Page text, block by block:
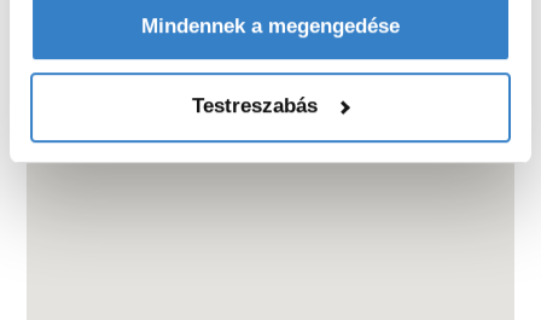
Mindennek a megengedése
Testreszabás